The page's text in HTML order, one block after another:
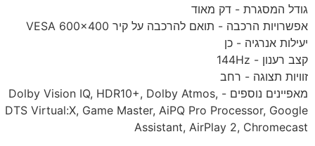
גודל המסגרת - דק מאוד
אפשרויות הרכבה - תואם להרכבה על קיר VESA 600x400
יעילות אנרגיה - כן
קצב רענון - 144Hz
זוויות תצוגה - רחב
מאפיינים נוספים - Dolby Vision IQ, HDR10+, Dolby Atmos,
DTS Virtual:X, Game Master, AiPQ Pro Processor, Google
Assistant, AirPlay 2, Chromecast